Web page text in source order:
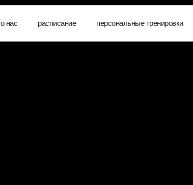
о нас расписание персональные тренировки